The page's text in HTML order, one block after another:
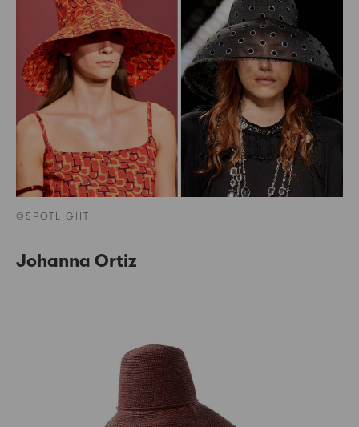
©SPOTLIGHT
Johanna Ortiz